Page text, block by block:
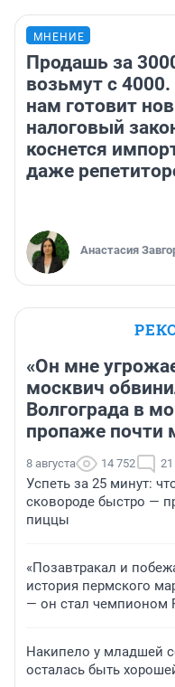
МНЕНИЕ
Продашь за
возьмут с
нам готовит
налоговый
коснется
даже
Анастасия
«Он мне
москвич
Волгограда в
пропаже почти
8 августа 14 752 21
Успеть за 25 минут:
сковороде быстро —
пиццы
«Позавтракал и
история пермского
— он стал чемпионом
Накипело у младшей
осталась быть